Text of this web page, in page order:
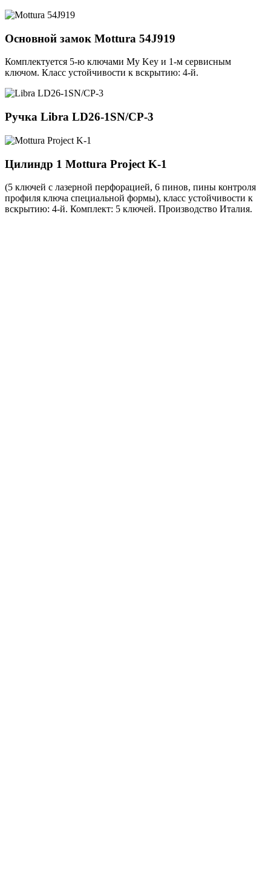
Основной замок Mottura 54J919
Комплектуется 5-ю ключами My Key и 1-м сервисным
ключом. Класс устойчивости к вскрытию: 4-й.
Ручка Libra LD26-1SN/CP-3
Цилиндр 1 Mottura Project K-1
(5 ключей с лазерной перфорацией, 6 пинов, пины контроля
профиля ключа специальной формы), класс устойчивости к
вскрытию: 4-й. Комплект: 5 ключей. Производство Италия.